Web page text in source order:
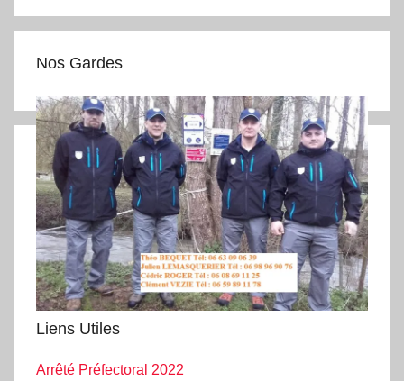
Nos Gardes
Liens Utiles
Arrêté Préfectoral 2022